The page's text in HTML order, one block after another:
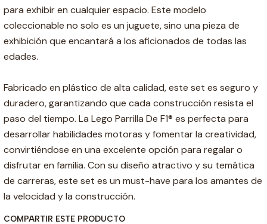
para exhibir en cualquier espacio. Este modelo
coleccionable no solo es un juguete, sino una pieza de
exhibición que encantará a los aficionados de todas las
edades.
Fabricado en plástico de alta calidad, este set es seguro y
duradero, garantizando que cada construcción resista el
paso del tiempo. La Lego Parrilla De F1® es perfecta para
desarrollar habilidades motoras y fomentar la creatividad,
convirtiéndose en una excelente opción para regalar o
disfrutar en familia. Con su diseño atractivo y su temática
de carreras, este set es un must-have para los amantes de
la velocidad y la construcción.
COMPARTIR ESTE PRODUCTO